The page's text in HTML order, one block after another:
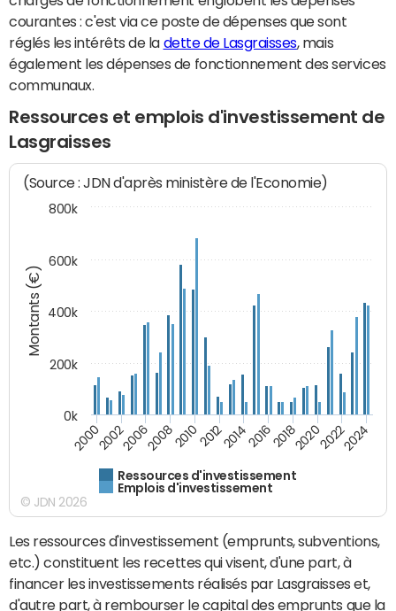
courantes : c'est via ce poste de dépenses que sont
réglés les intérêts de la dette de Lasgraisses, mais
également les dépenses de fonctionnement des services
communaux.
Ressources et emplois d'investissement de
Lasgraisses
Montants (€)
(Source : JDN d'après ministère de l'Economie)
Ressources d'investissement
Emplois d'investissement
200020022006200820102012201420162018202020222024
0k
200k
400k
600k
800k
© JDN 2026
Les ressources d'investissement (emprunts, subventions,
etc.) constituent les recettes qui visent, d'une part, à
financer les investissements réalisés par Lasgraisses et,
d'autre part, à rembourser le capital des emprunts que la